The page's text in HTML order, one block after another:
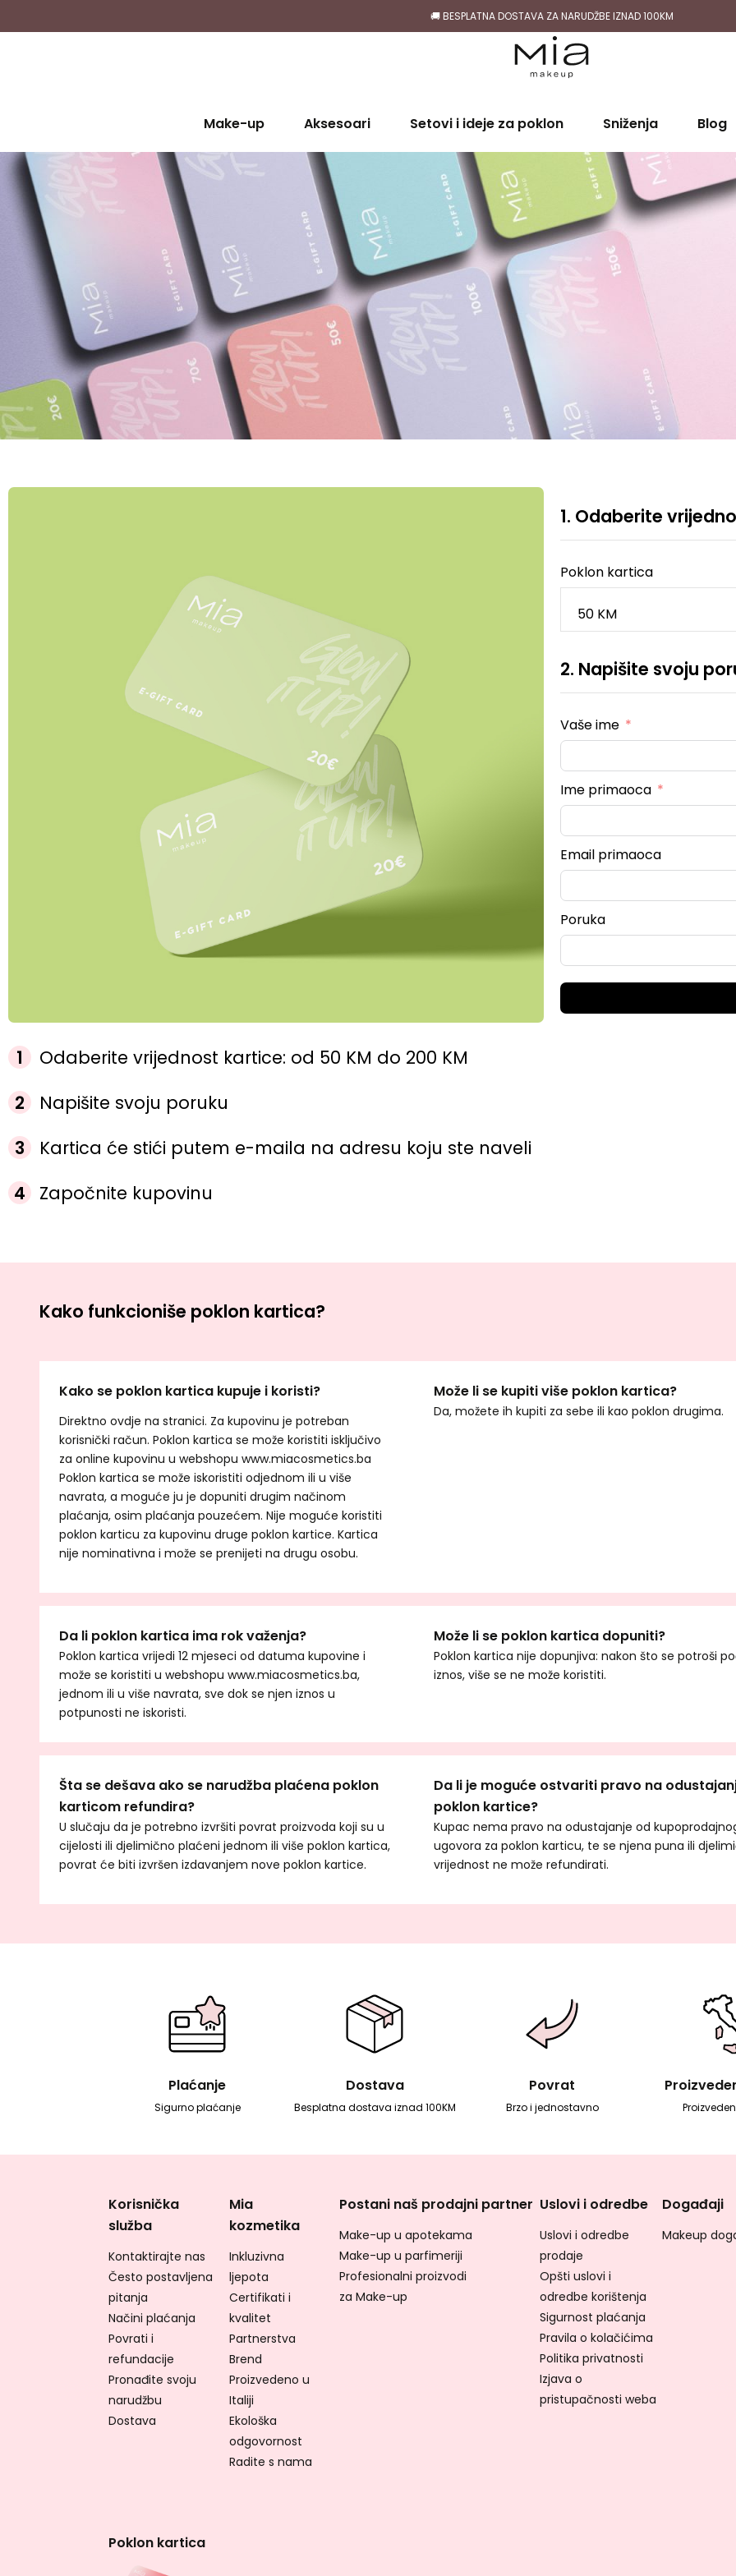
🚚 BESPLATNA DOSTAVA ZA NARUDŽBE IZNAD 100KM
Make-up Aksesoari Setovi i ideje za poklon Sniženja Blog
1
Odaberite vrijednost kartice: od 50 KM do 200 KM
2
Napišite svoju poruku
3
Kartica će stići putem e-maila na adresu koju ste naveli
4
Započnite kupovinu
1. Odaberite
Poklon kartica
50 KM
2. Napišite svoju
Vaše ime
Ime primaoca
Email primaoca
Poruka
Kako funkcioniše poklon kartica?
Kako se poklon kartica kupuje i koristi?
Direktno ovdje na stranici. Za kupovinu je potreban
korisnički račun. Poklon kartica se može koristiti isključivo
za online kupovinu u webshopu www.miacosmetics.ba
Poklon kartica se može iskoristiti odjednom ili u više
navrata, a moguće ju je dopuniti drugim načinom
plaćanja, osim plaćanja pouzećem. Nije moguće koristiti
poklon karticu za kupovinu druge poklon kartice. Kartica
nije nominativna i može se prenijeti na drugu osobu.
Može li se kupiti više poklon kartica?
Da, možete ih kupiti za sebe ili kao poklon drugima.
Da li poklon kartica ima rok važenja?
Poklon kartica vrijedi 12 mjeseci od datuma kupovine i
može se koristiti u webshopu www.miacosmetics.ba,
jednom ili u više navrata, sve dok se njen iznos u
potpunosti ne iskoristi.
Može li se poklon kartica dopuniti?
Poklon kartica nije dopunjiva: nakon što se potroši
iznos, više se ne može koristiti.
Šta se dešava ako se narudžba plaćena poklon
karticom refundira?
U slučaju da je potrebno izvršiti povrat proizvoda koji su u
cijelosti ili djelimično plaćeni jednom ili više poklon kartica,
povrat će biti izvršen izdavanjem nove poklon kartice.
Da li je moguće ostvariti pravo na
poklon kartice?
Kupac nema pravo na odustajanje od
ugovora za poklon karticu, te se njena puna ili
vrijednost ne može refundirati.
Plaćanje
Sigurno plaćanje
Dostava
Besplatna dostava iznad 100KM
Povrat
Brzo i jednostavno
Korisnička
služba
Kontaktirajte nas
Često postavljena
pitanja
Načini plaćanja
Povrati i
refundacije
Pronađite svoju
narudžbu
Dostava
Mia
kozmetika
Inkluzivna
ljepota
Certifikati i
kvalitet
Partnerstva
Brend
Proizvedeno u
Italiji
Ekološka
odgovornost
Radite s nama
Postani naš prodajni partner
Make-up u apotekama
Make-up u parfimeriji
Profesionalni proizvodi
za Make-up
Uslovi i odredbe
Uslovi i odredbe
prodaje
Opšti uslovi i
odredbe korištenja
Sigurnost plaćanja
Pravila o kolačićima
Politika privatnosti
Izjava o
pristupačnosti weba
Događaji
Makeup
Poklon kartica